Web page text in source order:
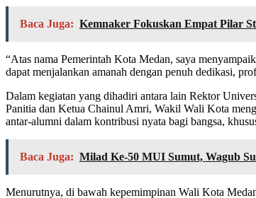
Baca Juga: Kemnaker Fokuskan Empat Pilar
“Atas nama Pemerintah Kota Medan, saya
dapat menjalankan amanah dengan penuh dedikasi,
Dalam kegiatan yang dihadiri antara lain Rektor
Panitia dan Ketua Chainul Amri, Wakil Wali Kota
antar-alumni dalam kontribusi nyata bagi bangsa,
Baca Juga: Milad Ke-50 MUI Sumut, Wagub
Menurutnya, di bawah kepemimpinan Wali Kota